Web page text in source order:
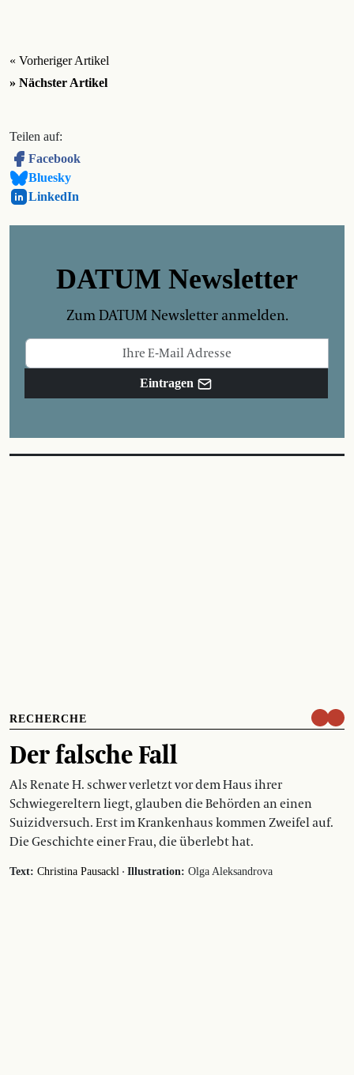
« Vorheriger Artikel
» Nächster Artikel
Teilen auf:
Facebook
Bluesky
LinkedIn
DATUM Newsletter
Zum DATUM Newsletter anmelden.
Eintragen
RECHERCHE
Der falsche Fall
Als Renate H. schwer verletzt vor dem Haus ihrer
Schwiegereltern liegt, glauben die Behörden an einen
Suizidversuch. Erst im Krankenhaus kommen Zweifel auf.
Die Geschichte einer Frau, die überlebt hat.
Text: Christina Pausackl · Illustration: Olga Aleksandrova